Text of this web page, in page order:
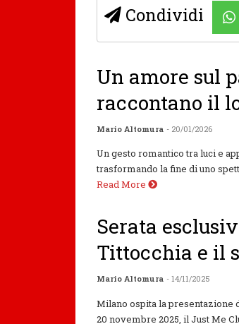
Condividi
Un amore sul
raccontano il
Mario Altomura - 20/01/2026
Un gesto romantico tra luci e
trasformando la fine di uno
Read More
Serata
Tittocchia e il
Mario Altomura - 14/11/2025
Milano ospita la presentazione
20 novembre 2025, il Just Me